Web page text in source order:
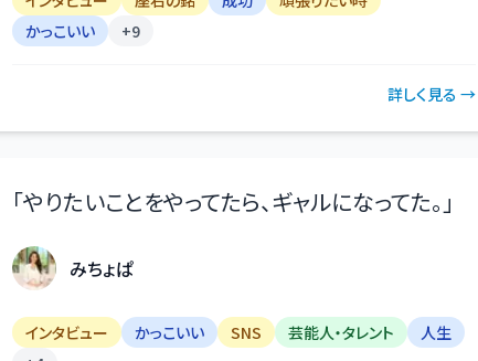
かっこいい
+9
詳しく見る →
「やりたいことをやってたら、ギャルになってた。 」
みちょぱ
インタビュー かっこいい SNS 芸能人・タレント
人生